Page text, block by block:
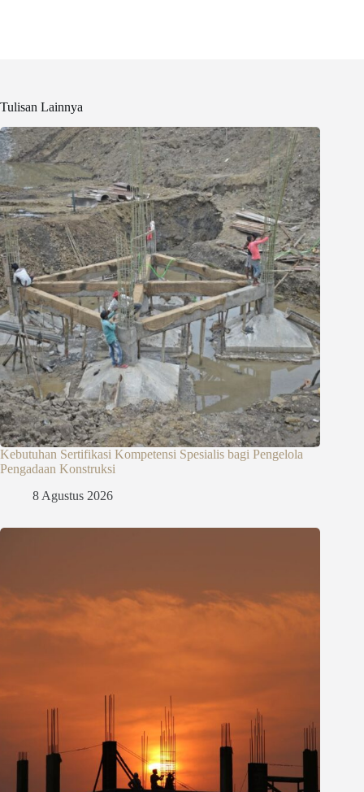
Tulisan Lainnya
Kebutuhan Sertifikasi Kompetensi Spesialis bagi Pengelola
Pengadaan Konstruksi
8 Agustus 2026